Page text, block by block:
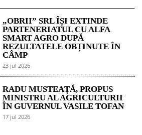
„OBRII” SRL ÎȘI EXTINDE
PARTENERIATUL CU ALFA
SMART AGRO DUPĂ
REZULTATELE OBȚINUTE ÎN
CÂMP
23 jul 2026
RADU MUSTEAȚĂ, PROPUS
MINISTRU AL AGRICULTURII
ÎN GUVERNUL VASILE TOFAN
17 jul 2026